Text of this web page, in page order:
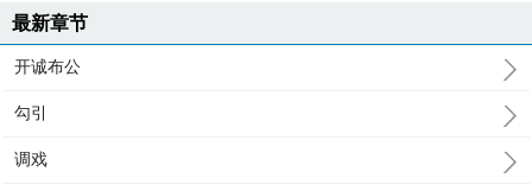
最新章节
开诚布公
勾引
调戏